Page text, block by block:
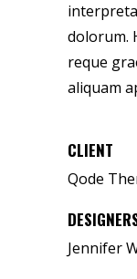
dolorum.
reque
aliquam
CLIENT
Qode
Jennifer